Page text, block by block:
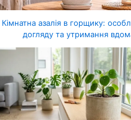
Кімнатна азалія в горщику:
догляду та утримання